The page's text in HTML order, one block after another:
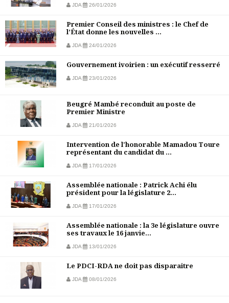
JDA 26/01/2026
Premier Conseil des ministres : le Chef de
l’État donne les nouvelles ...
JDA 24/01/2026
Gouvernement ivoirien : un exécutif resserré
JDA 23/01/2026
Beugré Mambé reconduit au poste de
Premier Ministre
JDA 21/01/2026
Intervention de l'honorable Mamadou Toure
représentant du candidat du ...
JDA 17/01/2026
Assemblée nationale : Patrick Achi élu
président pour la législature 2...
JDA 17/01/2026
Assemblée nationale : la 3e législature ouvre
ses travaux le 16 janvie...
JDA 13/01/2026
Le PDCI-RDA ne doit pas disparaitre
JDA 08/01/2026